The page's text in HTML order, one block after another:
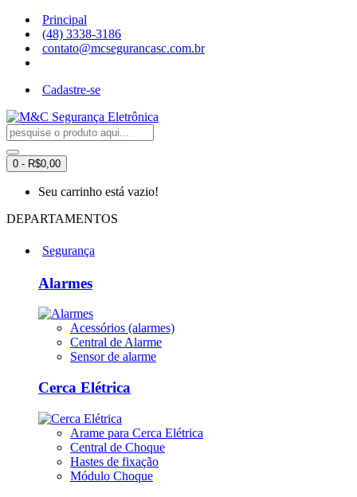
Principal
(48) 3338-3186
contato@mcsegurancasc.com.br
Cadastre-se
0 - R$0,00
Seu carrinho está vazio!
DEPARTAMENTOS
Segurança
Alarmes
Acessórios (alarmes)
Central de Alarme
Sensor de alarme
Cerca Elétrica
Arame para Cerca Elétrica
Central de Choque
Hastes de fixação
Módulo Choque